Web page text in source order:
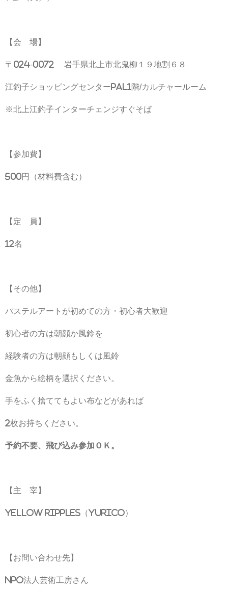
【会 場】
〒024-0072 岩手県北上市北鬼柳１９地割６８
江釣子ショッピングセンターPAL1階/カルチャールーム
※北上江釣子インターチェンジすぐそば
【参加費】
500円（材料費含む）
【定 員】
12名
【その他】
パステルアートが初めての方・初心者大歓迎
初心者の方は朝顔か風鈴を
経験者の方は朝顔もしくは風鈴
金魚から絵柄を選択ください。
手をふく捨ててもよい布などがあれば
2枚お持ちください。
予約不要、飛び込み参加ＯＫ。
【主 宰】
yellow ripples（yurico）
【お問い合わせ先】
NPO法人芸術工房さん